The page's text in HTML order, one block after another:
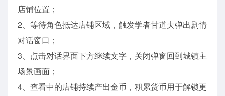
店铺位置；
2、等待角色抵达店铺区域，触发学者甘道夫弹出剧情
对话窗口；
3、点击对话界面下方继续文字，关闭弹窗回到城镇主
场景画面；
4、查看中的店铺持续产出金币，积累货币用于解锁更